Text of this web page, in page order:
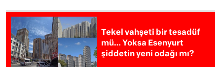
Tekel vahşeti bir tesadüf
mü… Yoksa Esenyurt
şiddetin yeni odağı mı?